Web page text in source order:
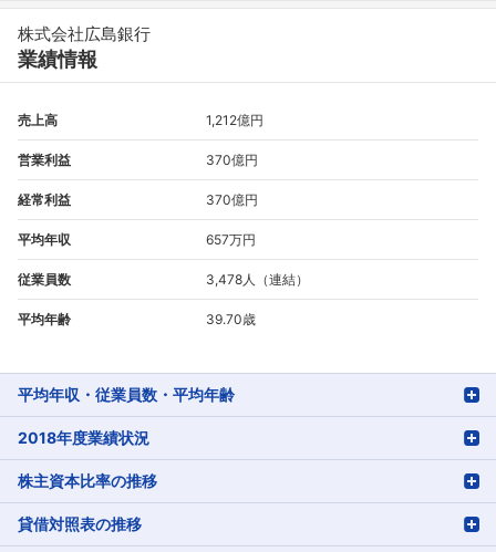
株式会社広島銀行
業績情報
売上高 1,212億円
営業利益 370億円
経常利益 370億円
平均年収 657万円
従業員数 3,478人（連結）
平均年齢 39.70歳
平均年収・従業員数・平均年齢
2018年度業績状況
株主資本比率の推移
貸借対照表の推移